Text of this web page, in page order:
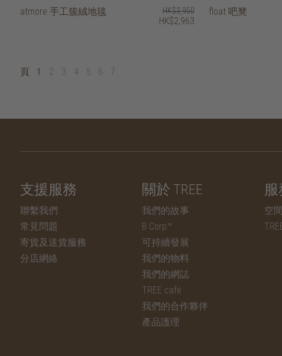
atmore 手工簇絨地毯 HK$3,950
HK$2,963
float 吧凳
頁 1 2 3 4 5 6 7
支援服務
聯繫我們
常見問題
寄貨及送貨服務
分店網絡
關於 TREE
我們的故事
B Corp™
可持續發展
我們的物料
我們的網誌
TREE café
我們的合作夥伴
產品護理
服
空